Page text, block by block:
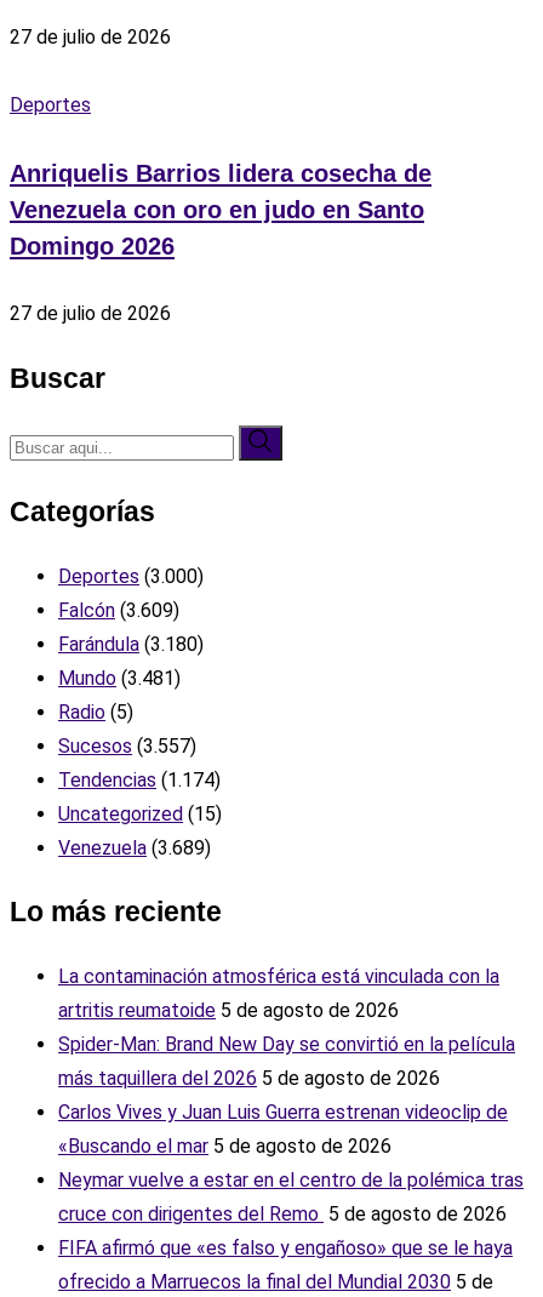
27 de julio de 2026
Deportes
Anriquelis Barrios lidera cosecha de
Venezuela con oro en judo en Santo
Domingo 2026
27 de julio de 2026
Buscar
Categorías
Deportes (3.000)
Falcón (3.609)
Farándula (3.180)
Mundo (3.481)
Radio (5)
Sucesos (3.557)
Tendencias (1.174)
Uncategorized (15)
Venezuela (3.689)
Lo más reciente
La contaminación atmosférica está vinculada con la
artritis reumatoide 5 de agosto de 2026
Spider-Man: Brand New Day se convirtió en la película
más taquillera del 2026 5 de agosto de 2026
Carlos Vives y Juan Luis Guerra estrenan videoclip de
«Buscando el mar 5 de agosto de 2026
Neymar vuelve a estar en el centro de la polémica tras
cruce con dirigentes del Remo ‎ 5 de agosto de 2026
FIFA afirmó que «es falso y engañoso» que se le haya
ofrecido a Marruecos la final del Mundial 2030 5 de